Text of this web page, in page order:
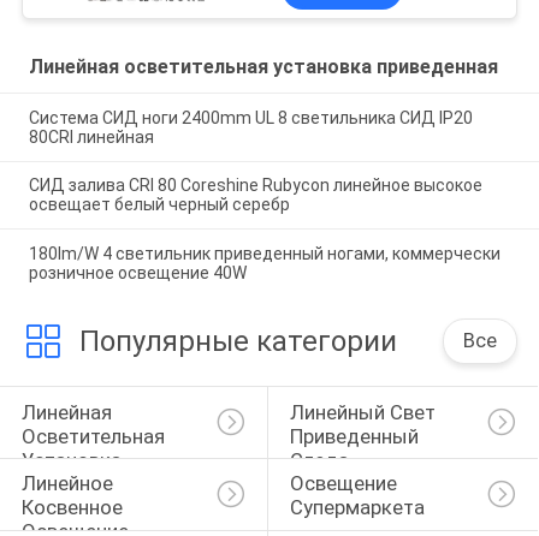
Линейная осветительная установка приведенная
Система СИД ноги 2400mm UL 8 светильника СИД IP20
80CRI линейная
СИД залива CRI 80 Coreshine Rubycon линейное высокое
освещает белый черный серебр
180lm/W 4 светильник приведенный ногами, коммерчески
розничное освещение 40W
Популярные категории Все
Линейная
Осветительная
Установка
Приведенная
Линейный Свет
Приведенный
Следа
Линейное
Косвенное
Освещение
Супермаркета